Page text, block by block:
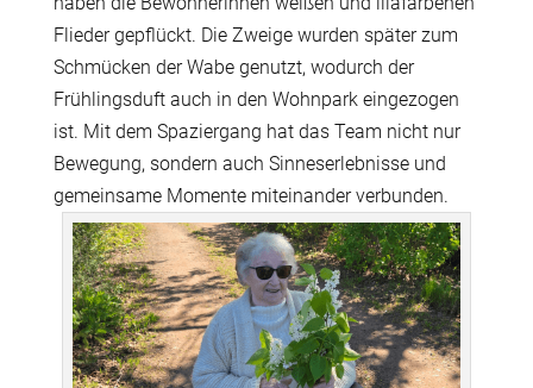
Flieder gepflückt. Die Zweige wurden später zum
Schmücken der Wabe genutzt, wodurch der
Frühlingsduft auch in den Wohnpark eingezogen
ist. Mit dem Spaziergang hat das Team nicht nur
Bewegung, sondern auch Sinneserlebnisse und
gemeinsame Momente miteinander verbunden.